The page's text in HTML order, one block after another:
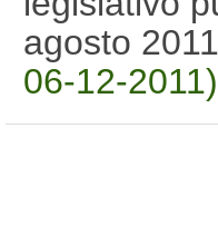
agosto
06-12-2011)